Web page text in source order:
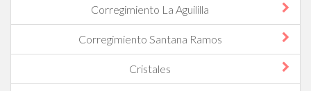
Corregimiento La Aguililla
Corregimiento Santana Ramos
Cristales